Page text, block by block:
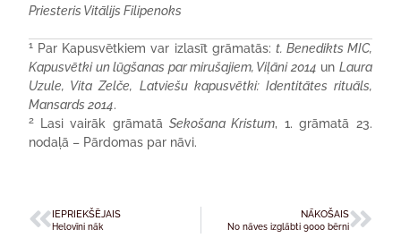
Priesteris Vitālijs Filipenoks
1 Par Kapusvētkiem var izlasīt grāmatās: t. Benedikts MIC,
Kapusvētki un lūgšanas par mirušajiem, Viļāni 2014 un Laura
Uzule, Vita Zelče, Latviešu kapusvētki: Identitātes rituāls,
Mansards 2014.
2 Lasi vairāk grāmatāSekošana Kristum, 1. grāmatā 23.
nodaļā – Pārdomas par nāvi.
IEPRIEKŠĒJAIS
Helovīni nāk
NĀKOŠAIS
No nāves izglābti 9000 bērni